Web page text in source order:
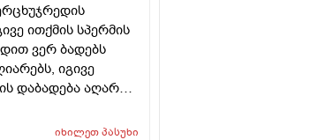
ითქმის სპერმის
ვერ ბადებს
იგივე
დაბადება აღარ
იხილეთპასუხი